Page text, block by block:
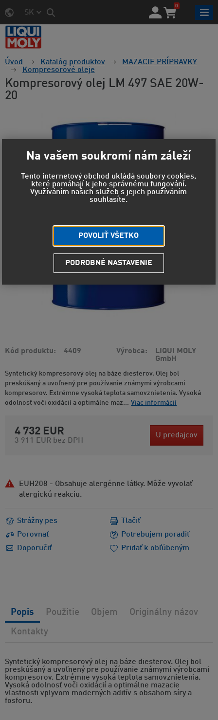
SK
0
Úvod Katalóg produktov
MAZACIE PRÍPRAVKY
Kompresorové oleje
Kompresorový olej LM 497 SAE 20W-
20
Kód produktu 4409 Výrobca
LIQUI MOLY
GmbH
Syntetický kompresorový olej na báze diesterov. Olej bol
preskúšaný a uvoľnený pre používanie známymi výrobcami
kompresorov. Extrémne vysoká teplota samovznietenia. Vysoká
odolnosť voči oxidácií a optimálne maz... Viac informácií
4 732 EUR
3 911 EUR bez DPH
U predajcov
EUH208 - Obsahuje alergénne látky. Môže vyvolať
alergickú reakciu.
Strážny pes
Porovnať
Potrebujem poradiť
Doporučiť
Tlačiť
Pridať k obľúbeným
Syntetický kompresorový olej na báze diesterov. Olej bol
preskúšaný a uvoľnený pre používanie známymi výrobcami
kompresorov. Extrémne vysoká teplota samovznietenia.
Vysoká odolnosť voči oxidácií a optimálne mazacie
vlastnosti vplyvom moderných aditív s obsahom síry a
fosforu.
Popis Použitie Objem Originálny názov
Kontakty
Na vašem soukromí nám záleží
Tento internetový obchod ukládá soubory cookies,
které pomáhají k jeho správnému fungování.
Využíváním našich služeb s jejich používáním
souhlasíte.
POVOLIŤ VŠETKO
PODROBNÉ NASTAVENIE